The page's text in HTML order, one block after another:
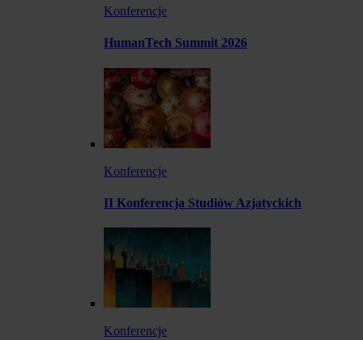
Konferencje
HumanTech Summit 2026
Konferencje
II Konferencja Studiów Azjatyckich
Konferencje